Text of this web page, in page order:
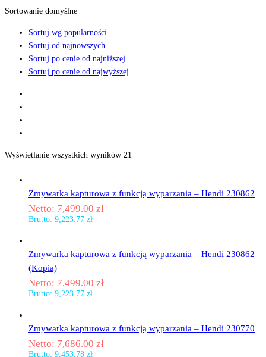
Sortowanie domyślne
Sortuj wg popularności
Sortuj od najnowszych
Sortuj po cenie od najniższej
Sortuj po cenie od najwyższej
Wyświetlanie wszystkich wyników 21
Zmywarka kapturowa z funkcją wyparzania – Hendi 230862
Netto: 7,499.00 zł
Brutto: 9,223.77 zł
Zmywarka kapturowa z funkcją wyparzania – Hendi 230862
(Kopia)
Netto: 7,499.00 zł
Brutto: 9,223.77 zł
Zmywarka kapturowa z funkcją wyparzania – Hendi 230770
Netto: 7,686.00 zł
Brutto: 9,453.78 zł